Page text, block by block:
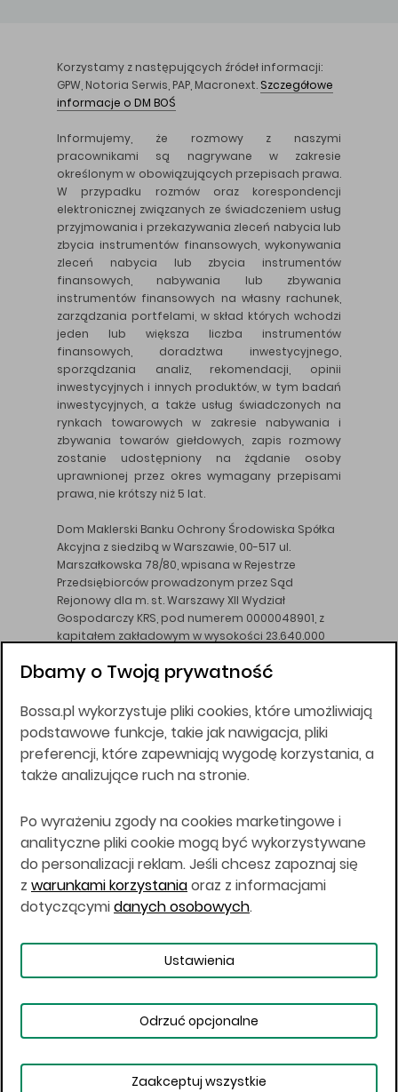
Korzystamy z następujących źródeł informacji:
GPW, Notoria Serwis, PAP, Macronext. Szczegółowe
informacje o DM BOŚ
Informujemy, że rozmowy z naszymi
pracownikami są nagrywane w zakresie
określonym w obowiązujących przepisach prawa.
W przypadku rozmów oraz korespondencji
elektronicznej związanych ze świadczeniem usług
przyjmowania i przekazywania zleceń nabycia lub
zbycia instrumentów finansowych, wykonywania
zleceń nabycia lub zbycia instrumentów
finansowych, nabywania lub zbywania
instrumentów finansowych na własny rachunek,
zarządzania portfelami, w skład których wchodzi
jeden lub większa liczba instrumentów
finansowych, doradztwa inwestycyjnego,
sporządzania analiz, rekomendacji, opinii
inwestycyjnych i innych produktów, w tym badań
inwestycyjnych, a także usług świadczonych na
rynkach towarowych w zakresie nabywania i
zbywania towarów giełdowych, zapis rozmowy
zostanie udostępniony na żądanie osoby
uprawnionej przez okres wymagany przepisami
prawa, nie krótszy niż 5 lat.
Dom Maklerski Banku Ochrony Środowiska Spółka
Akcyjna z siedzibą w Warszawie, 00-517 ul.
Marszałkowska 78/80, wpisana w Rejestrze
Przedsiębiorców prowadzonym przez Sąd
Rejonowy dla m. st. Warszawy XII Wydział
Gospodarczy KRS, pod numerem 0000048901, z
kapitałem zakładowym w wysokości 23.640.000
DM BOŚ działa na podstawie zezwolenia KNF z dnia
Wszelkie informacje na niniejszej stronie w tym
informacje o produktach inwestycyjnych nie są
kierowane do osób mających miejsce
zamieszkania lub pobytu w Stanach
Japonii, ani w dowolnej innej jurysdykcji, w której
taki materiał byłby sprzeczny z prawem lub w
których zgodne z prawem nabycie produktów
inwestycyjnych nie jest możliwe lub w której nie
jest możliwe złożenie oferty. Prawa obowiązujące
w danej jurysdykcji określają, czy jest możliwe
nabycie poszczególnych produktów
Copyright © 2026 BOŚ | BOSSA.PL
Warunki korzystania
Dane osobowe
Dbamy o Twoją prywatność
Bossa.pl wykorzystuje pliki cookies, które umożliwiają
podstawowe funkcje, takie jak nawigacja, pliki
preferencji, które zapewniają wygodę korzystania, a
także analizujące ruch na stronie.
Po wyrażeniu zgody na cookies marketingowe i
analityczne pliki cookie mogą być wykorzystywane
do personalizacji reklam. Jeśli chcesz zapoznaj się
z warunkami korzystaniaoraz z informacjami
dotyczącymidanych osobowych.
Ustawienia
Odrzuć opcjonalne
Zaakceptuj wszystkie